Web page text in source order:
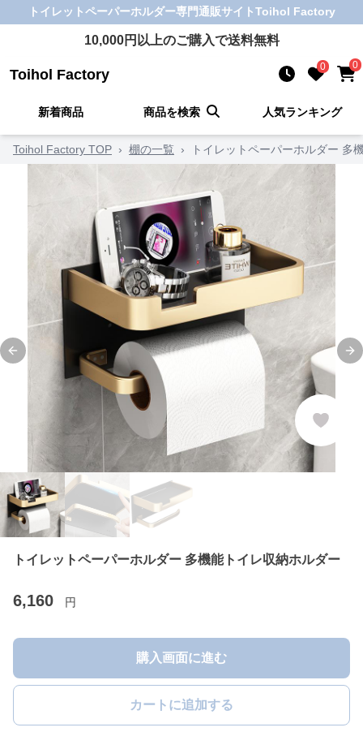
トイレットペーパーホルダー専門通販サイトToihol Factory
10,000円以上のご購入で送料無料
Toihol Factory 0 0
新着商品 商品を検索 人気ランキング
Toihol Factory TOP › 棚の一覧 › トイレットペーパーホルダー 多
Previous slide
トイレットペーパーホルダー 多機能トイレ収納ホルダー
6,160 円
購入画面に進む
カートに追加する